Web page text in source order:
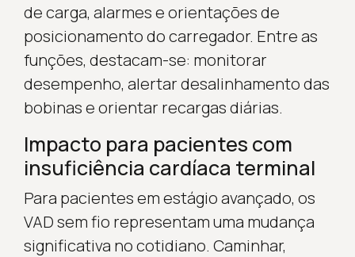
de carga, alarmes e orientações de
posicionamento do carregador. Entre as
funções, destacam-se: monitorar
desempenho, alertar desalinhamento das
bobinas e orientar recargas diárias.
Impacto para pacientes com
insuficiência cardíaca terminal
Para pacientes em estágio avançado, os
VAD sem fio representam uma mudança
significativa no cotidiano. Caminhar,